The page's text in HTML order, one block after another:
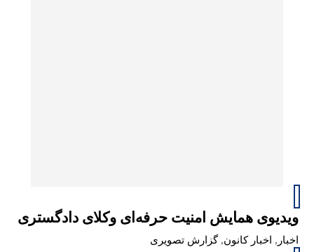
ویدیوی همایش امنیت حرفه‌ای وکلای دادگستری
اخبار , اخبار کانون,گزارش تصویری